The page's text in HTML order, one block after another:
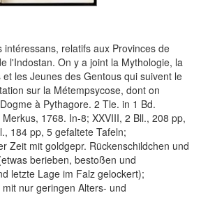
intéressans, relatifs aux Provinces de
l'Indostan. On y a joint la Mythologie, la
les Jeunes des Gentous qui suivent le
sur la Métempsycose, dont on
à Pythagore. 2 Tle. in 1 Bd.
1768. In-8; XXVIII, 2 Bll., 208 pp,
184 pp, 5 gefaltete Tafeln;
Zeit mit goldgepr. Rückenschildchen und
berieben, bestoßen und
letzte Lage im Falz gelockert);
nur geringen Alters- und